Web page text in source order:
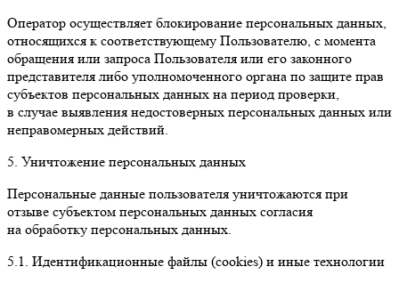
Оператор осуществляет блокирование персональных данных,
относящихся к соответствующему Пользователю, с момента
обращения или запроса Пользователя или его законного
представителя либо уполномоченного органа по защите прав
субъектов персональных данных на период проверки,
в случае выявления недостоверных персональных данных или
неправомерных действий.
5. Уничтожение персональных данных
Персональные данные пользователя уничтожаются при
отзыве субъектом персональных данных согласия
на обработку персональных данных.
5.1. Идентификационные файлы (сookies) и иные технологии